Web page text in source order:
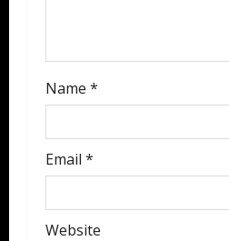
Name *
Email *
Website